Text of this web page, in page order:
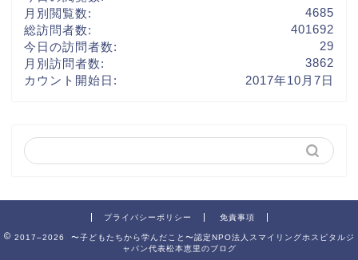
4685
月別閲覧数:
401692
総訪問者数:
29
今日の訪問者数:
3862
月別訪問者数:
2017年10月7日
カウント開始日:
プライバシーポリシー 免責事項
2017–2026 〜子どもたちから学んだこと〜認定NPO法人スマイリングホスピタルジ
ャパン代表松本恵里のブログ